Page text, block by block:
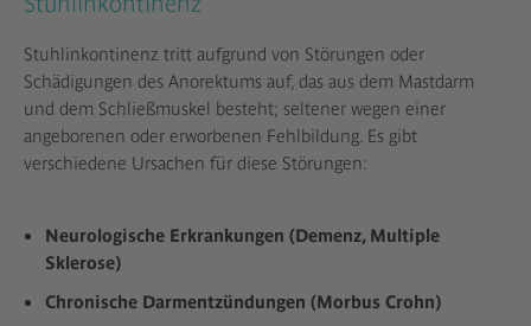
Stuhlinkontinenz tritt aufgrund von Störungen oder
Schädigungen des Anorektums auf, das aus dem Mastdarm
und dem Schließmuskel besteht; seltener wegen einer
angeborenen oder erworbenen Fehlbildung. Es gibt
verschiedene Ursachen für diese Störungen:
Neurologische Erkrankungen (Demenz, Multiple
Sklerose)
Chronische Darmentzündungen (Morbus Crohn)